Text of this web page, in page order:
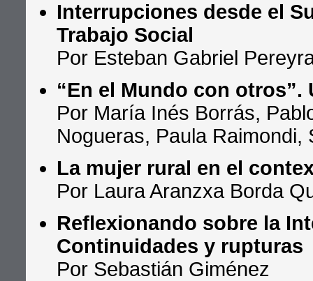
Interrupciones desde el
Trabajo Social
Por Esteban Gabriel
“En el Mundo con otros”.
Por María Inés Borrás,
Nogueras, Paula
La mujer rural en el
Por Laura Aranzxa Borda
Reflexionando sobre la
Continuidades y rupturas
Por Sebastián Giménez